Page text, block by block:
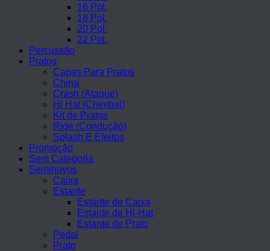
16 Pol.
18 Pol.
20 Pol.
22 Pol.
Percussão
Pratos
Capas Para Pratos
China
Crash (Ataque)
Hi Hat (Chimbal)
Kit de Pratos
Ride (Condução)
Splash E Efeitos
Promoção
Sem Categoria
Seminovos
Caixa
Estante
Estante de Caixa
Estante de Hi-Hat
Estante de Prato
Pedal
Prato